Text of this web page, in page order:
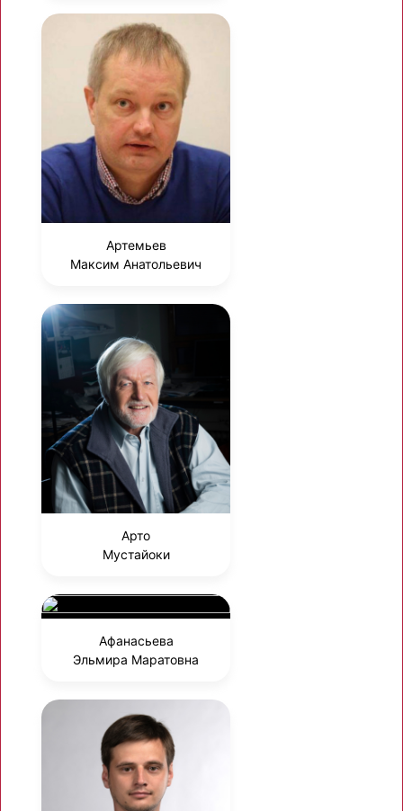
Артемьев
Максим Анатольевич
Арто
Мустайоки
Афанасьева
Эльмира Маратовна